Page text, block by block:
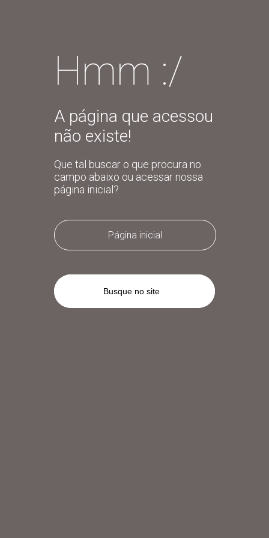
Hmm :/
A página que acessou
não existe!
Que tal buscar o que procura no
campo abaixo ou acessar nossa
página inicial?
Página inicial